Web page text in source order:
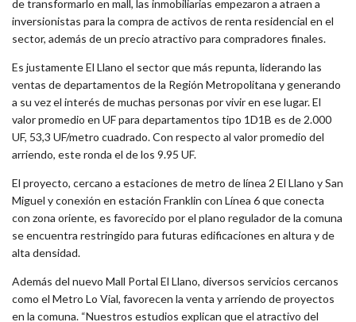
de transformarlo en mall, las inmobiliarias empezaron a atraen a
inversionistas para la compra de activos de renta residencial en el
sector, además de un precio atractivo para compradores finales.
Es justamente El Llano el sector que más repunta, liderando las
ventas de departamentos de la Región Metropolitana y generando
a su vez el interés de muchas personas por vivir en ese lugar. El
valor promedio en UF para departamentos tipo 1D1B es de 2.000
UF, 53,3 UF/metro cuadrado. Con respecto al valor promedio del
arriendo, este ronda el de los 9.95 UF.
El proyecto, cercano a estaciones de metro de línea 2 El Llano y San
Miguel y conexión en estación Franklin con Línea 6 que conecta
con zona oriente, es favorecido por el plano regulador de la comuna
se encuentra restringido para futuras edificaciones en altura y de
alta densidad.
Además del nuevo Mall Portal El Llano, diversos servicios cercanos
como el Metro Lo Vial, favorecen la venta y arriendo de proyectos
en la comuna. “Nuestros estudios explican que el atractivo del